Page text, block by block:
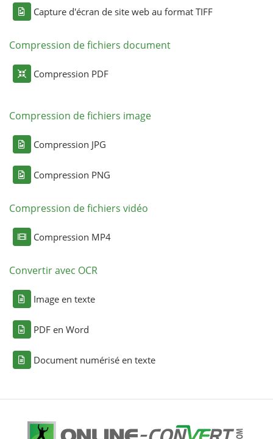
Capture d'écran de site web au format TIFF
Compression de fichiers document
Compression PDF
Compression de fichiers image
Compression JPG
Compression PNG
Compression de fichiers vidéo
Compression MP4
Convertir avec OCR
Image en texte
PDF en Word
Document numérisé en texte